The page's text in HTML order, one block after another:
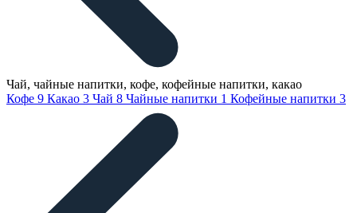
Чай, чайные напитки, кофе, кофейные напитки, какао
Кофе 9 Какао 3 Чай 8 Чайные напитки 1 Кофейные напитки 3